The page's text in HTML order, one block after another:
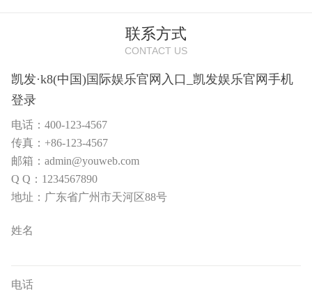
联系方式
CONTACT US
凯发·k8(中国)国际娱乐官网入口_凯发娱乐官网手机
登录
电话：400-123-4567
传真：+86-123-4567
邮箱：admin@youweb.com
Q Q：1234567890
地址：广东省广州市天河区88号
姓名
电话